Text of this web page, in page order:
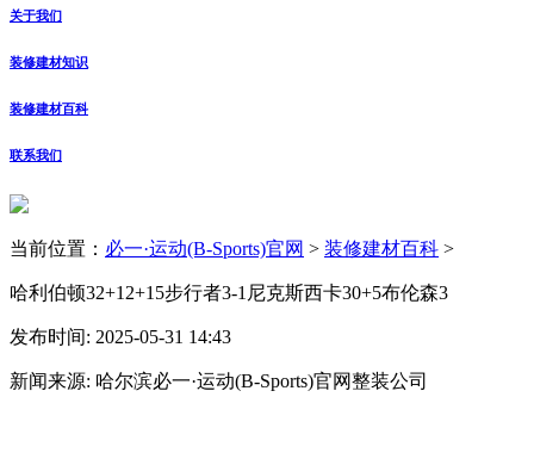
关于我们
装修建材知识
装修建材百科
联系我们
当前位置： 必一·运动(B-Sports)官网 > 装修建材百科 >
哈利伯顿32+12+15步行者3-1尼克斯西卡30+5布伦森3
发布时间: 2025-05-31 14:43
新闻来源: 哈尔滨必一·运动(B-Sports)官网整装公司